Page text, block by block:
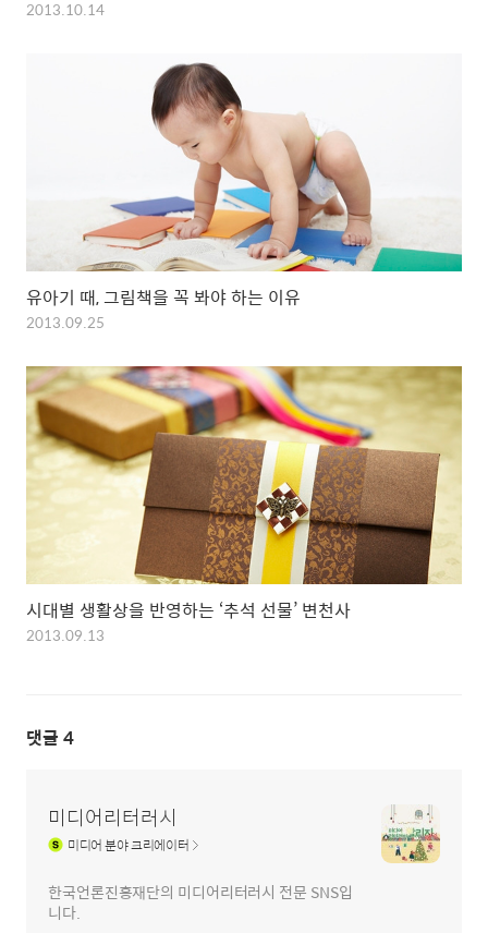
2013.10.14
유아기 때, 그림책을 꼭 봐야 하는 이유
2013.09.25
시대별 생활상을 반영하는 ‘추석 선물’ 변천사
2013.09.13
댓글 4
미디어리터러시
미디어분야 크리에이터
한국언론진흥재단의 미디어리터러시 전문 SNS입
니다.